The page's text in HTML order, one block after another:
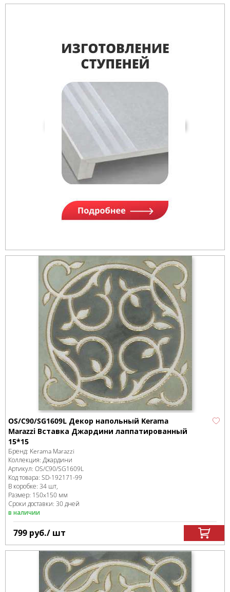
OS/C90/SG1609L Декор напольный Kerama
Marazzi Вставка Джардини лаппатированный
15*15
Бренд: Kerama Marazzi
Коллекция: Джардини
Артикул: OS/C90/SG1609L
Код товара: SD-192171-99
В коробке: 34 шт,
Размер: 150x150 мм
Сроки доставки: 30 дней
в наличии
799 руб./ шт